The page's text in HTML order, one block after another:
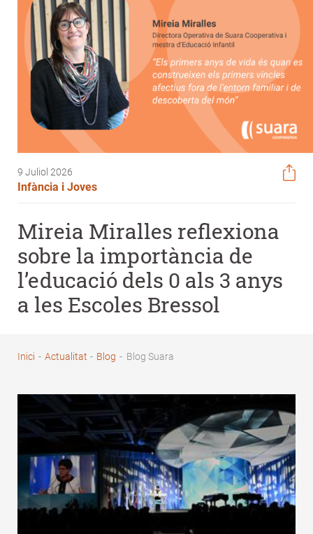
9 Juliol 2026
Infància i Joves
Mireia Miralles reflexiona
sobre la importància de
l’educació dels 0 als 3 anys
a les Escoles Bressol
d'Ariadna
Inici - Actualitat - Blog - Blog Suara